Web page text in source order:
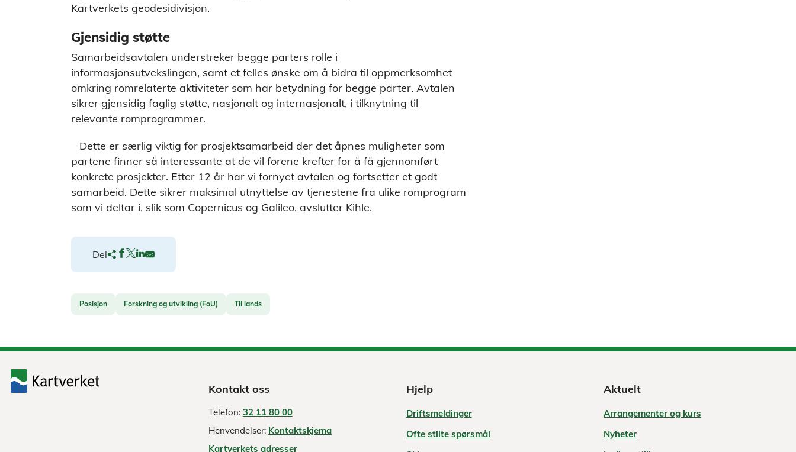
Kartverkets geodesidivisjon.
Gjensidig støtte
Samarbeidsavtalen understreker begge parters rolle i
informasjonsutvekslingen, samt et felles ønske om å bidra til oppmerksomhet
omkring romrelaterte aktiviteter som har betydning for begge parter. Avtalen
sikrer gjensidig faglig støtte, nasjonalt og internasjonalt, i tilknytning til
relevante romprogrammer.
– Dette er særlig viktig for prosjektsamarbeid der det åpnes muligheter som
partene finner så interessante at de vil forene krefter for å få gjennomført
konkrete prosjekter. Etter 12 år har vi fornyet avtalen og fortsetter et godt
samarbeid. Dette sikrer maksimal utnyttelse av tjenestene fra ulike romprogram
som vi deltar i, slik som Copernicus og Galileo, avslutter Kihle.
Del
Posisjon Forskning og utvikling (FoU) Til lands
Kontakt oss
Telefon: 32 11 80 00
Henvendelser: Kontaktskjema
Kartverkets adresser
Hjelp
Driftsmeldinger
Ofte stilte spørsmål
Aktuelt
Arrangementer og kurs
Nyheter